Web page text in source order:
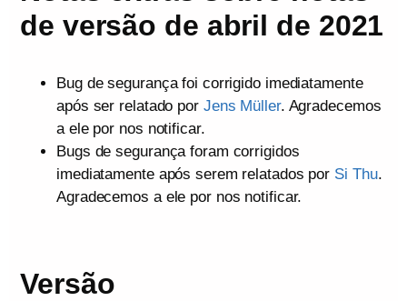
de versão de abril de 2021
Bug de segurança foi corrigido imediatamente
após ser relatado por Jens Müller. Agradecemos
a ele por nos notificar.
Bugs de segurança foram corrigidos
imediatamente após serem relatados por Si Thu.
Agradecemos a ele por nos notificar.
Versão